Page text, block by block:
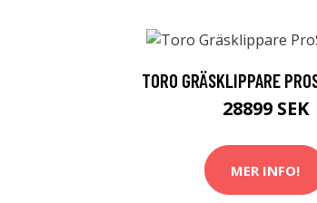
TORO GRÄSKLIPPARE
28899 SEK
MER INFO!